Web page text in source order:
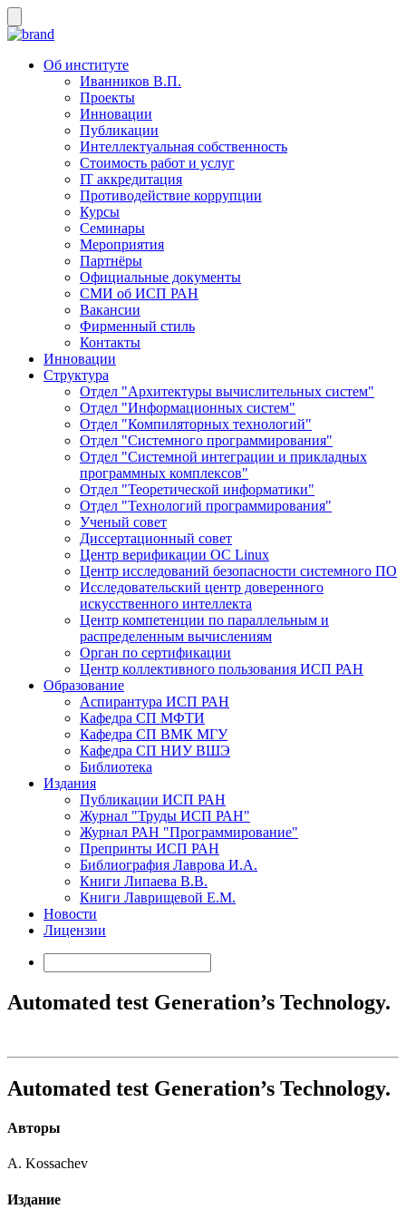
Об институте
Иванников В.П.
Проекты
Инновации
Публикации
Интеллектуальная собственность
Стоимость работ и услуг
IT аккредитация
Противодействие коррупции
Курсы
Семинары
Мероприятия
Партнёры
Официальные документы
СМИ об ИСП РАН
Вакансии
Фирменный стиль
Контакты
Инновации
Структура
Отдел "Архитектуры вычислительных систем"
Отдел "Информационных систем"
Отдел "Компиляторных технологий"
Отдел "Системного программирования"
Отдел "Системной интеграции и прикладных
программных комплексов"
Отдел "Теоретической информатики"
Отдел "Технологий программирования"
Ученый совет
Диссертационный совет
Центр верификации ОС Linux
Центр исследований безопасности системного ПО
Исследовательский центр доверенного
искусственного интеллекта
Центр компетенции по параллельным и
распределенным вычислениям
Орган по сертификации
Центр коллективного пользования ИСП РАН
Образование
Аспирантура ИСП РАН
Кафедра СП МФТИ
Кафедра СП ВМК МГУ
Кафедра СП НИУ ВШЭ
Библиотека
Издания
Публикации ИСП РАН
Журнал "Труды ИСП РАН"
Журнал РАН "Программирование"
Препринты ИСП РАН
Библиография Лаврова И.А.
Книги Липаева В.В.
Книги Лаврищевой Е.М.
Новости
Лицензии
Automated test Generation’s Technology.
Automated test Generation’s Technology.
Авторы
A. Kossachev
Издание